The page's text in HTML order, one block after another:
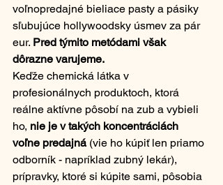
voľnopredajné bieliace pasty a pásiky
sľubujúce hollywoodsky úsmev za pár
eur. Pred týmito metódami však
dôrazne varujeme.
Keďže chemická látka v
profesionálnych produktoch, ktorá
reálne aktívne pôsobí na zub a vybieli
ho, nie je v takých koncentráciách
voľne predajná (vie ho kúpiť len priamo
odborník - napríklad zubný lekár),
prípravky, ktoré si kúpite sami, pôsobia